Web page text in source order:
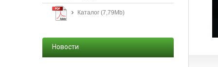
Каталог (7,79Mb)
Новости